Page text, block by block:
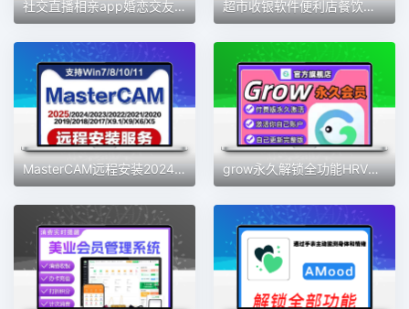
社交直播相亲app婚恋交友软件开发定制视频交友一对一语音聊天室 超市收银软件便利店餐饮服装版收银系统会员管理手机版收银系统
MasterCAM远程安装2024/2025/2023/2022/21/2017X9/X5/v9.1MC软件 grow永久解锁全功能HRV压力自测习惯健康好伙伴素材